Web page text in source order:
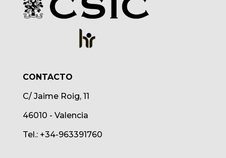
CONTACTO
C/ Jaime Roig, 11
46010 - Valencia
Tel.: +34-963391760